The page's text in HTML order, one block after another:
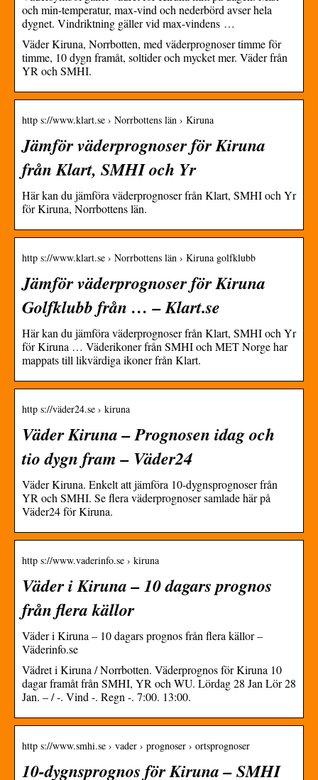
och min-temperatur, max-vind och nederbörd avser hela
dygnet. Vindriktning gäller vid max-vindens …
Väder Kiruna, Norrbotten, med väderprognoser timme för
timme, 10 dygn framåt, soltider och mycket mer. Väder från
YR och SMHI.
http s://www.klart.se › Norrbottens län › Kiruna
Jämför väderprognoser för Kiruna
från Klart, SMHI och Yr
Här kan du jämföra väderprognoser från Klart, SMHI och Yr
för Kiruna, Norrbottens län.
http s://www.klart.se › Norrbottens län › Kiruna golfklubb
Jämför väderprognoser för Kiruna
Golfklubb från … – Klart.se
Här kan du jämföra väderprognoser från Klart, SMHI och Yr
för Kiruna … Väderikoner från SMHI och MET Norge har
mappats till likvärdiga ikoner från Klart.
http s://väder24.se › kiruna
Väder Kiruna – Prognosen idag och
tio dygn fram – Väder24
Väder Kiruna. Enkelt att jämföra 10-dygnsprognoser från
YR och SMHI. Se flera väderprognoser samlade här på
Väder24 för Kiruna.
http s://www.vaderinfo.se › kiruna
Väder i Kiruna – 10 dagars prognos
från flera källor
Väder i Kiruna – 10 dagars prognos från flera källor –
Väderinfo.se
Vädret i Kiruna / Norrbotten. Väderprognos för Kiruna 10
dagar framåt från SMHI, YR och WU. Lördag 28 Jan Lör 28
Jan. – / -. Vind -. Regn -. 7:00. 13:00.
http s://www.smhi.se › vader › prognoser › ortsprognoser
10-dygnsprognos för Kiruna – SMHI